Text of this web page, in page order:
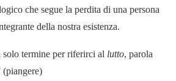
che segue la perdita di una persona
della nostra esistenza.
termine per riferirci al lutto, parola
(piangere)